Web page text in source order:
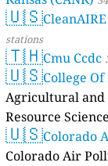
🇺🇸
stations
🇹🇭Cmu Ccdc
🇺🇸College Of
Agricultural
Resource
🇺🇸Colorado
Colorado Air